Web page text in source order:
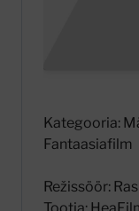
Kategooria:
Fantaasiafilm
Režissöör: